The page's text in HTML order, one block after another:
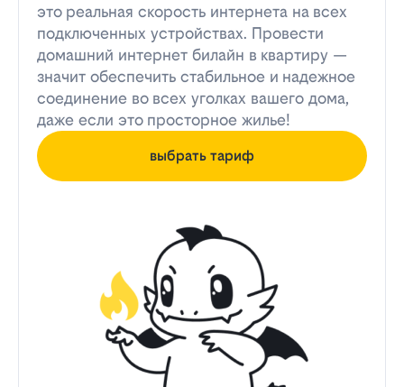
это реальная скорость интернета на всех
подключенных устройствах. Провести
домашний интернет билайн в квартиру —
значит обеспечить стабильное и надежное
соединение во всех уголках вашего дома,
даже если это просторное жилье!
выбрать тариф